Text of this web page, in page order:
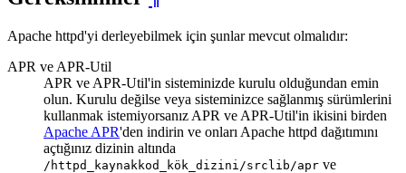
Apache httpd'yi derleyebilmek için şunlar mevcut olmalıdır:
APR ve APR-Util
APR ve APR-Util'in sisteminizde kurulu olduğundan emin
olun. Kurulu değilse veya sisteminizce sağlanmış sürümlerini
kullanmak istemiyorsanız APR ve APR-Util'in ikisini birden
Apache APR'den indirin ve onları Apache httpd dağıtımını
açtığınız dizinin altında
/httpd_kaynakkod_kök_dizini/srclib/apr ve